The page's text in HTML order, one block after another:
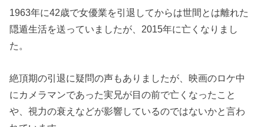
1963年に42歳で女優業を引退してからは世間とは離れた
隠遁生活を送っていましたが、2015年に亡くなりまし
た。
絶頂期の引退に疑問の声もありましたが、映画のロケ中
にカメラマンであった実兄が目の前で亡くなったこと
や、視力の衰えなどが影響しているのではないかと言わ